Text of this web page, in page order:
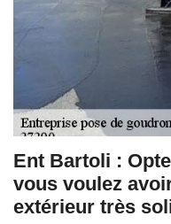
Ent Bartoli :
vous voulez
extérieur très